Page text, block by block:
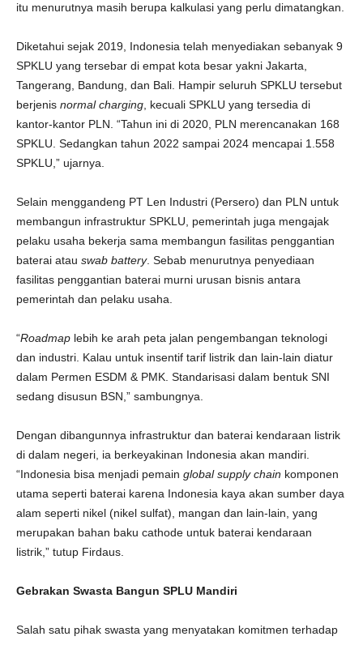
itu menurutnya masih berupa kalkulasi yang perlu dimatangkan.
Diketahui sejak 2019, Indonesia telah menyediakan sebanyak 9
SPKLU yang tersebar di empat kota besar yakni Jakarta,
Tangerang, Bandung, dan Bali. Hampir seluruh SPKLU tersebut
berjenis normal charging , kecuali SPKLU yang tersedia di
kantor-kantor PLN. “Tahun ini di 2020, PLN merencanakan 168
SPKLU. Sedangkan tahun 2022 sampai 2024 mencapai 1.558
SPKLU,” ujarnya.
Selain menggandeng PT Len Industri (Persero) dan PLN untuk
membangun infrastruktur SPKLU, pemerintah juga mengajak
pelaku usaha bekerja sama membangun fasilitas penggantian
baterai atau swab battery. Sebab menurutnya penyediaan
fasilitas penggantian baterai murni urusan bisnis antara
pemerintah dan pelaku usaha.
“Roadmap lebih ke arah peta jalan pengembangan teknologi
dan industri. Kalau untuk insentif tarif listrik dan lain-lain diatur
dalam Permen ESDM & PMK. Standarisasi dalam bentuk SNI
sedang disusun BSN,” sambungnya.
Dengan dibangunnya infrastruktur dan baterai kendaraan listrik
di dalam negeri, ia berkeyakinan Indonesia akan mandiri.
“Indonesia bisa menjadi pemain global supply chain komponen
utama seperti baterai karena Indonesia kaya akan sumber daya
alam seperti nikel (nikel sulfat), mangan dan lain-lain, yang
merupakan bahan baku cathode untuk baterai kendaraan
listrik,” tutup Firdaus.
Gebrakan Swasta Bangun SPLU Mandiri
Salah satu pihak swasta yang menyatakan komitmen terhadap